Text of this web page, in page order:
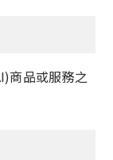
商品或服務之